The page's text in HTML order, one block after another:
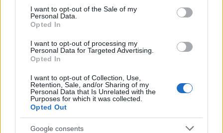
consent section.
I want to opt-out of the Sale of my
Personal Data.
Opted In
I want to opt-out of processing my
Personal Data for Targeted Advertising.
Opted In
I want to opt-out of Collection, Use,
Retention, Sale, and/or Sharing of my
Personal Data that Is Unrelated with the
Purposes for which it was collected.
Opted Out
Google consents
per risultati sorprendenti
Beatrice Bonaventura · 8 Ago 2026
MAKEUP